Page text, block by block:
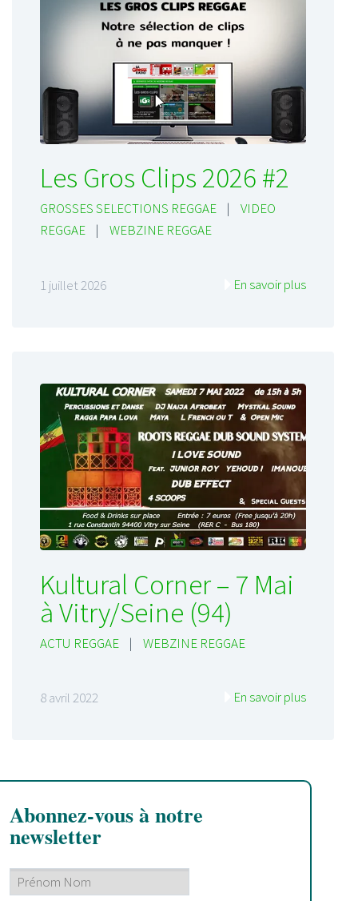
Les Gros Clips 2026 #2
GROSSES SELECTIONS REGGAE |
VIDEO
REGGAE
| WEBZINE REGGAE
1 juillet 2026 En savoir plus
Kultural Corner – 7 Mai
à Vitry/Seine (94)
ACTU REGGAE | WEBZINE REGGAE
8 avril 2022 En savoir plus
Abonnez-vous à notre
newsletter